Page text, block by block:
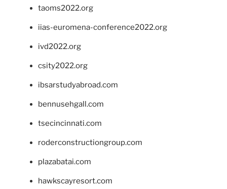
taoms2022.org
iias-euromena-conference2022.org
ivd2022.org
csity2022.org
ibsarstudyabroad.com
bennusehgall.com
tsecincinnati.com
roderconstructiongroup.com
plazabatai.com
hawkscayresort.com